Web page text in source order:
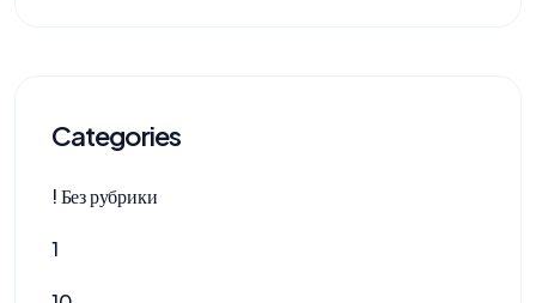
Categories
! Без рубрики
1